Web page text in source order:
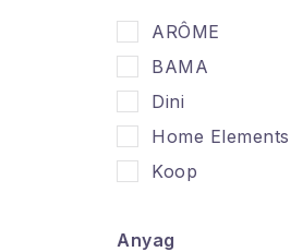
ARÔME
BAMA
Dini
Home Elements
Koop
Anyag